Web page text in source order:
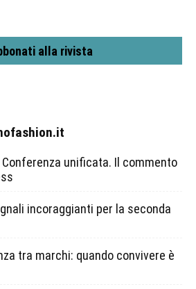
alla rivista
Conferenza unificata. Il commento
incoraggianti per la seconda
tra marchi: quando convivere è